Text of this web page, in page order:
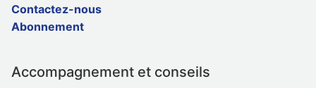
Contactez-nous
Abonnement
Accompagnement et conseils